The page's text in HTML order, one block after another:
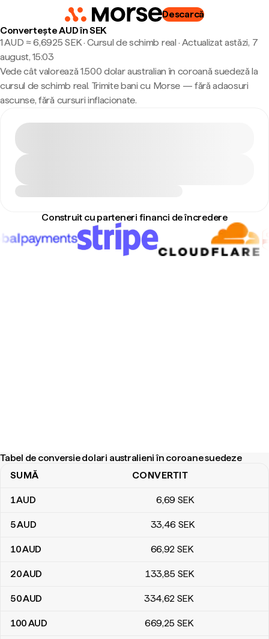
Descarcă
Convertește AUD în SEK
1 AUD ≈ 6,6925 SEK · Cursul de schimb real · Actualizat astăzi, 7
august, 15:03
Vede cât valorează 1.500 dolar australian în coroană suedeză la
cursul de schimb real. Trimite bani cu Morse — fără adaosuri
ascunse, fără cursuri inflacionate.
Construit cu parteneri financi de încredere
Tabel de conversie dolari australieni în coroane suedeze
Tabel de conversie dolari australieni în coroane suedeze
SUMĂ CONVERTIT
1AUD 6,69 SEK
5AUD 33,46 SEK
10AUD 66,92 SEK
20AUD 133,85 SEK
50AUD 334,62 SEK
100AUD 669,25 SEK